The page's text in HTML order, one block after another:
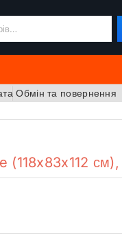
Обмін та повернення
(118x83x112